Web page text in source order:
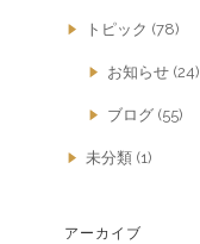
トピック (78)
お知らせ (24)
ブログ (55)
未分類 (1)
アーカイブ